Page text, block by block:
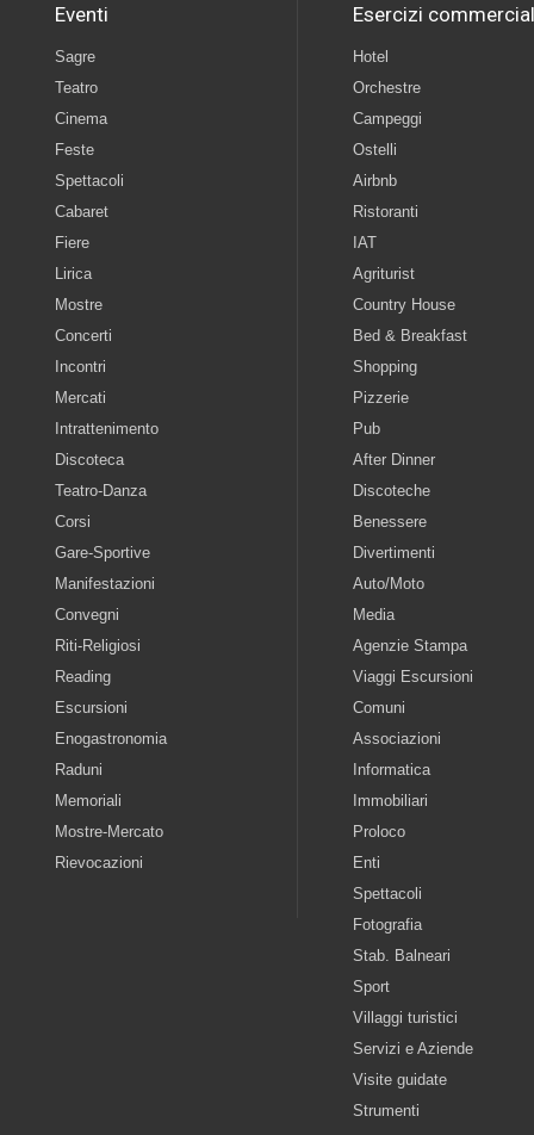
Eventi
Sagre
Teatro
Cinema
Feste
Spettacoli
Cabaret
Fiere
Lirica
Mostre
Concerti
Incontri
Mercati
Intrattenimento
Discoteca
Teatro-Danza
Corsi
Gare-Sportive
Manifestazioni
Convegni
Riti-Religiosi
Reading
Escursioni
Enogastronomia
Raduni
Memoriali
Mostre-Mercato
Rievocazioni
Esercizi
Hotel
Orchestre
Campeggi
Ostelli
Airbnb
Ristoranti
IAT
Agriturist
Country House
Bed & Breakfast
Shopping
Pizzerie
Pub
After Dinner
Discoteche
Benessere
Divertimenti
Auto/Moto
Media
Agenzie Stampa
Viaggi Escursioni
Comuni
Associazioni
Informatica
Immobiliari
Proloco
Enti
Spettacoli
Fotografia
Stab. Balneari
Sport
Villaggi turistici
Servizi e Aziende
Visite guidate
Strumenti